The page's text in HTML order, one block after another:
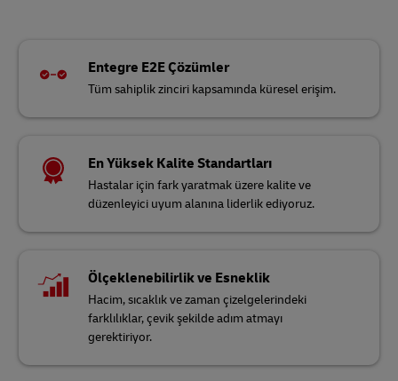
Entegre E2E Çözümler
Tüm sahiplik zinciri kapsamında küresel erişim.
En Yüksek Kalite Standartları
Hastalar için fark yaratmak üzere kalite ve
düzenleyici uyum alanına liderlik ediyoruz.
Ölçeklenebilirlik ve Esneklik
Hacim, sıcaklık ve zaman çizelgelerindeki
farklılıklar, çevik şekilde adım atmayı
gerektiriyor.